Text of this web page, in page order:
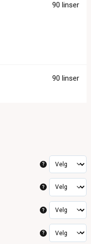
90 linser
90 linser
?
?
?
?